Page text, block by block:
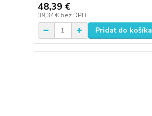
48,39 €
39,34 € bez DPH
Pridať do košíka